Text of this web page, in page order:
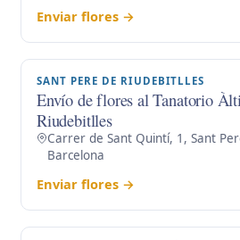
Enviar flores →
SANT PERE DE RIUDEBITLLES
Envío de flores al Tanatorio
Riudebitlles
Carrer de Sant Quintí, 1, Sant
Barcelona
Enviar flores →